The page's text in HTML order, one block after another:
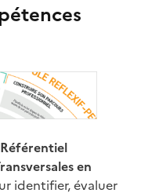
Référentiel
en
identifier, évaluer